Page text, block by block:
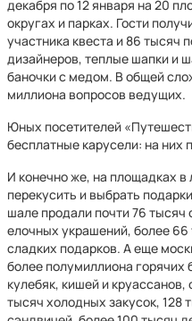
декабря по 12 января на 20
округах и парках. Гости
участника квеста и 86 тысяч
дизайнеров, теплые шапки и
баночки с медом. В общей
миллиона вопросов ведущих.
Юных посетителей
бесплатные карусели: на них
И конечно же, на площадках
перекусить и выбрать
шале продали почти 76 тысяч
елочных украшений, более 66
сладких подарков. А еще
более полумиллиона горячих
кулебяк, кишей и
тысяч холодных закусок, 128